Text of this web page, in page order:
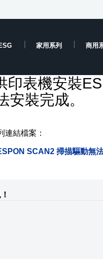
家用系列 商用
印表機安裝
安裝完成。
連結檔案：
SCAN2 掃描驅動無